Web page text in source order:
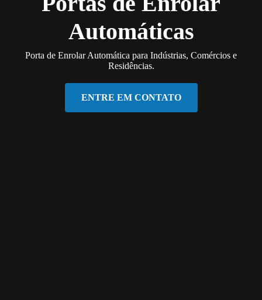
Automáticas
Porta de Enrolar Automática para Indústrias, Comércios e
Residências.
ENTRE EM CONTATO